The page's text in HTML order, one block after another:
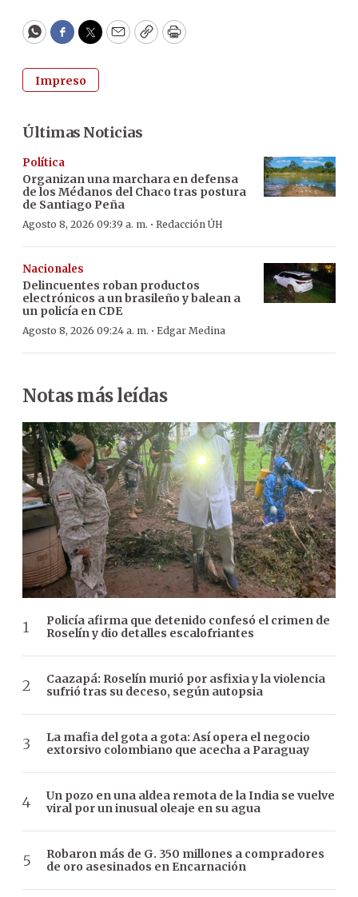
WhatsApp
Facebook
Twitter
EmailCopyPrint
Impreso
Últimas Noticias
Política
Organizan una marchara en defensa
de los Médanos del Chaco tras postura
de Santiago Peña
Agosto 8, 2026 09:39 a. m. · Redacción ÚH
Nacionales
Delincuentes roban productos
electrónicos a un brasileño y balean a
un policía en CDE
Agosto 8, 2026 09:24 a. m. · Edgar Medina
Notas más leídas
Policía afirma que detenido confesó el crimen de
Roselín y dio detalles escalofriantes
Caazapá: Roselín murió por asfixia y la violencia
sufrió tras su deceso, según autopsia
La mafia del gota a gota: Así opera el negocio
extorsivo colombiano que acecha a Paraguay
Un pozo en una aldea remota de la India se vuelve
viral por un inusual oleaje en su agua
Robaron más de G. 350 millones a compradores
de oro asesinados en Encarnación